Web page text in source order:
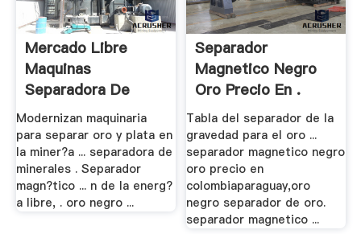
Mercado Libre
Maquinas
Separadora De
Minerales ...
Modernizan maquinaria
para separar oro y plata en
la miner?a ... separadora de
minerales . Separador
magn?tico ... n de la energ?
a libre, . oro negro ...
Separador
Magnetico Negro
Oro Precio En .
Tabla del separador de la
gravedad para el oro ...
separador magnetico negro
oro precio en
colombiaparaguay,oro
negro separador de oro.
separador magnetico ...